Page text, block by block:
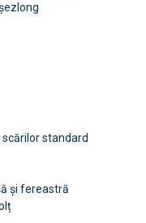
standard
și fereastră